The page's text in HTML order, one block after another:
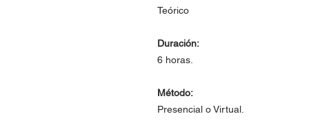
Teórico
Duración:
6 horas.
Método:
Presencial o Virtual.